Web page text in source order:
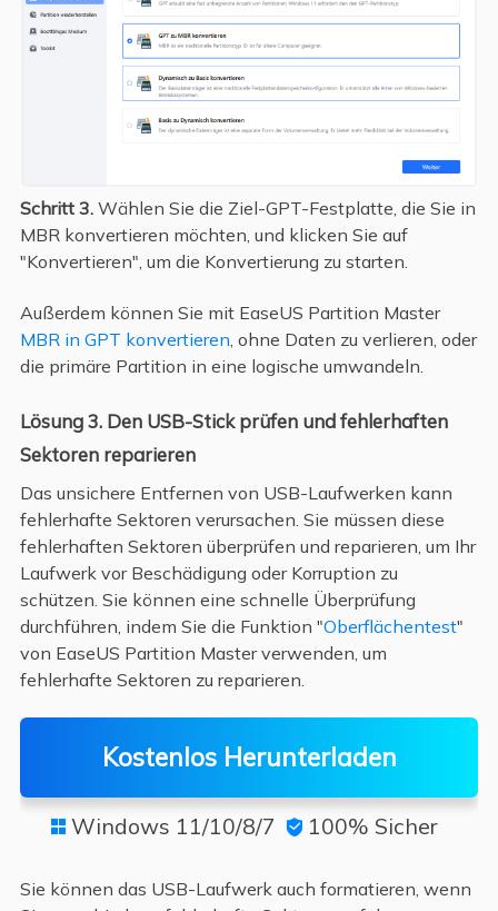
Schritt 3. Wählen Sie die Ziel-GPT-Festplatte, die Sie in
MBR konvertieren möchten, und klicken Sie auf
"Konvertieren", um die Konvertierung zu starten.
Außerdem können Sie mit EaseUS Partition Master
MBR in GPT konvertieren, ohne Daten zu verlieren, oder
die primäre Partition in eine logische umwandeln.
Lösung 3. Den USB-Stick prüfen und fehlerhaften
Sektoren reparieren
Das unsichere Entfernen von USB-Laufwerken kann
fehlerhafte Sektoren verursachen. Sie müssen diese
fehlerhaften Sektoren überprüfen und reparieren, um Ihr
Laufwerk vor Beschädigung oder Korruption zu
schützen. Sie können eine schnelle Überprüfung
durchführen, indem Sie die Funktion "Oberflächentest"
von EaseUS Partition Master verwenden, um
fehlerhafte Sektoren zu reparieren.
Kostenlos Herunterladen
 Windows 11/10/8/7  100% Sicher
Sie können das USB-Laufwerk auch formatieren, wenn